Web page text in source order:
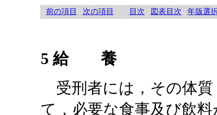
前の項目 次の項目 目次 図表目次 年版選
5 給 養
受刑者には，その体質
て，必要な食事及び飲